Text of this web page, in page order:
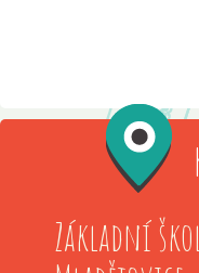
Základní